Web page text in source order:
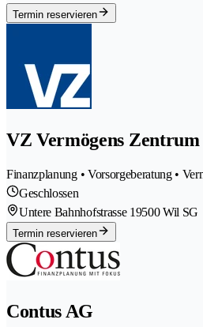
Termin reservieren
VZ Vermögens Zentrum
Finanzplanung • Vorsorgeberatung •
Geschlossen
Untere Bahnhofstrasse 19500 Wil SG
Termin reservieren
Contus AG